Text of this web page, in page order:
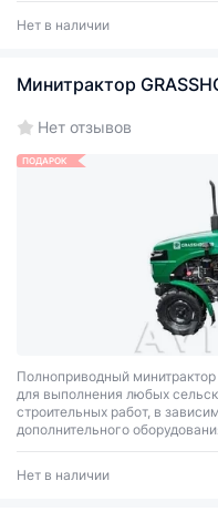
Нет в наличии
Минитрактор
Нет отзывов
ПОДАРОК
Полноприводный минитрактор
для выполнения любых
строительных работ, в
дополнительного
Нет в наличии